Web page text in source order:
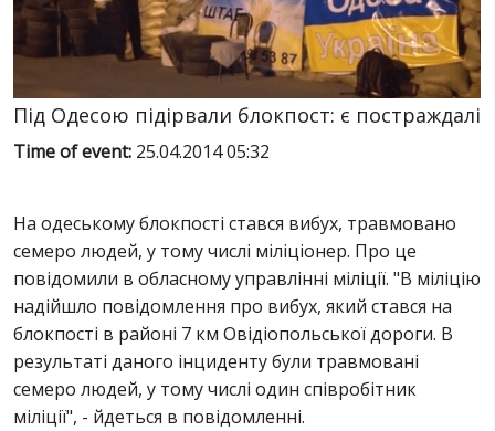
Під Одесою підірвали блокпост: є постраждалі
Time of event: 25.04.2014 05:32
На одеському блокпості стався вибух, травмовано
семеро людей, у тому числі міліціонер. Про це
повідомили в обласному управлінні міліції. "В міліцію
надійшло повідомлення про вибух, який стався на
блокпості в районі 7 км Овідіопольської дороги. В
результаті даного інциденту були травмовані
семеро людей, у тому числі один співробітник
міліції", - йдеться в повідомленні.